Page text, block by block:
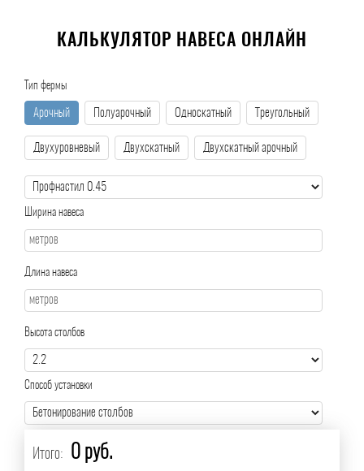
КАЛЬКУЛЯТОР НАВЕСА ОНЛАЙН
Тип фермы
Арочный Полуарочный Односкатный Треугольный
Двухуровневый Двухскатный Двухскатный арочный
Ширина навеса
Длина навеса
Высота столбов
Способ установки
Итого: 0 руб.